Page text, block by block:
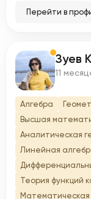
Перейти в
З Зуев
11
Алгебра
Высшая
Аналитическая
Линейная
Теория функций
Математическая